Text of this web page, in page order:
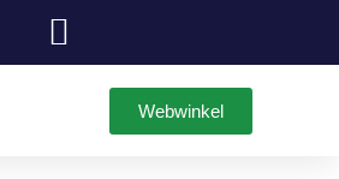
Webwinkel